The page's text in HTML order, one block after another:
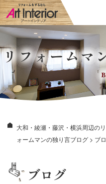
リフォームマ
大和・綾瀬・藤沢・横浜周辺の
ォームマンの独り言ブログ > ブ
ブログ